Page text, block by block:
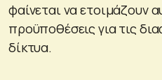
φαίνεται να ετοιμάζουν
προϋποθέσεις για τις
δίκτυα.